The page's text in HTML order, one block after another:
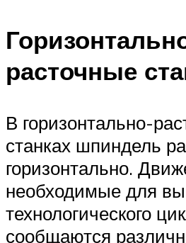
расточные
В горизонтально-
станках шпиндель
горизонтально.
необходимые для
технологического
сообщаются